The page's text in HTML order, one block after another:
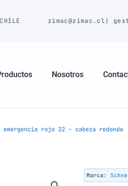
zimac@zimac.cl |
Nosotros
emergencia rojo 22 – cabeza redonda
Marca: